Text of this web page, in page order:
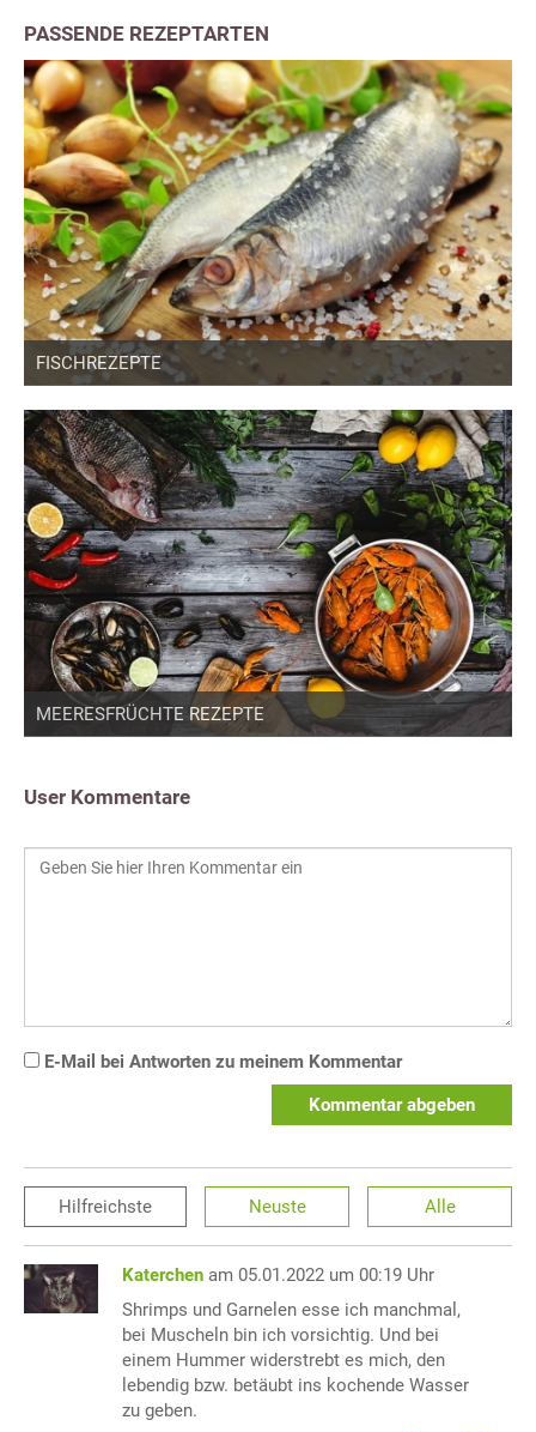
PASSENDE REZEPTARTEN
FISCHREZEPTE
MEERESFRÜCHTE REZEPTE
User Kommentare
E-Mail bei Antworten zu meinem Kommentar
Kommentar abgeben
Hilfreichste Neuste Alle
Katerchen am 05.01.2022 um 00:19 Uhr
Shrimps und Garnelen esse ich manchmal,
bei Muscheln bin ich vorsichtig. Und bei
einem Hummer widerstrebt es mich, den
lebendig bzw. betäubt ins kochende Wasser
zu geben.